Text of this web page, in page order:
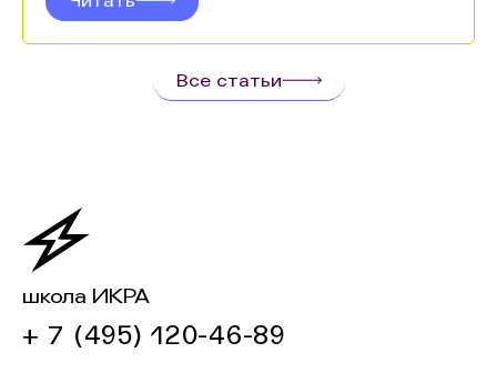
Все статьи
школа ИКРА
+ 7 (495) 120-46-89